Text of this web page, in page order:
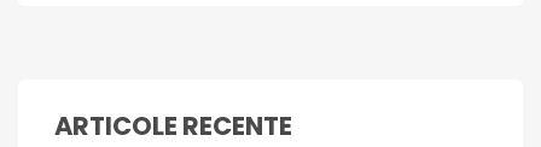
ARTICOLE RECENTE